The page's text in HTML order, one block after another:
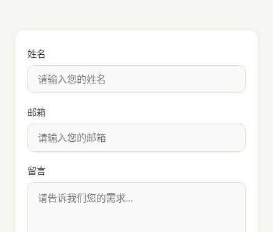
姓名
邮箱
留言